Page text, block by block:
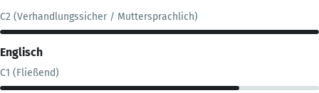
C2 (Verhandlungssicher / Muttersprachlich)
Englisch
C1 (Fließend)